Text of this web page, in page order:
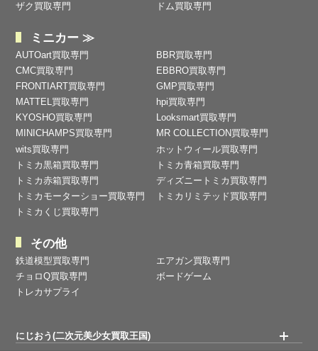
ザク買取専門
ドム買取専門
ミニカー ≫
AUTOart買取専門
BBR買取専門
CMC買取専門
EBBRO買取専門
FRONTIART買取専門
GMP買取専門
MATTEL買取専門
hpi買取専門
KYOSHO買取専門
Looksmart買取専門
MINICHAMPS買取専門
MR COLLECTION買取専門
wits買取専門
ホットウィール買取専門
トミカ黒箱買取専門
トミカ青箱買取専門
トミカ赤箱買取専門
ディズニートミカ買取専門
トミカモーターショー買取専門
トミカリミテッド買取専門
トミカくじ買取専門
その他
鉄道模型買取専門
エアガン買取専門
チョロQ買取専門
ボードゲーム
トレカサプライ
にじおう(二次元美少女買取王国)